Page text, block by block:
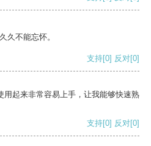
久不能忘怀。
支持[0] 反对[0]
用起来非常容易上手，让我能够快速熟
支持[0] 反对[0]